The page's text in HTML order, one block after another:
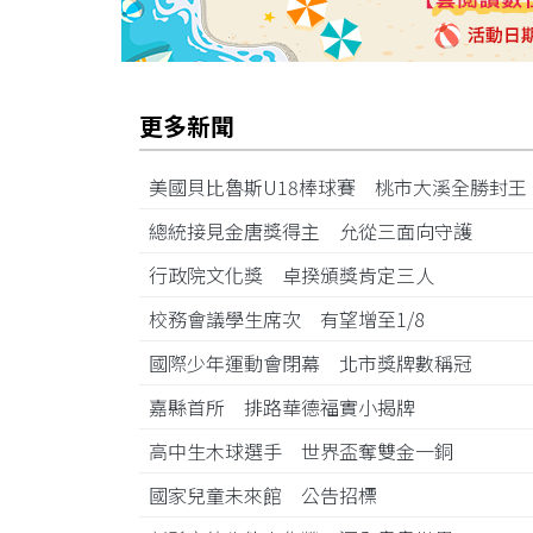
更多新聞
美國貝比魯斯U18棒球賽 桃市大溪全勝封
總統接見金唐獎得主 允從三面向守護
行政院文化獎 卓揆頒獎肯定三人
校務會議學生席次 有望增至1/8
國際少年運動會閉幕 北市獎牌數稱冠
嘉縣首所 排路華德福實小揭牌
高中生木球選手 世界盃奪雙金一銅
國家兒童未來館 公告招標